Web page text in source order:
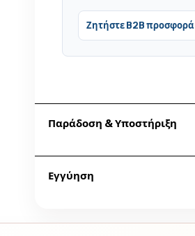
Ζητήστε B2B προσφορά
Παράδοση & Υποστήριξη
Εγγύηση